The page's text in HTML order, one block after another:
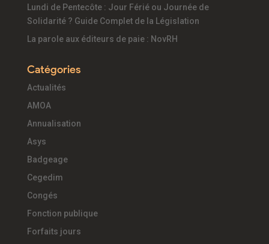
Lundi de Pentecôte : Jour Férié ou Journée de
Solidarité ? Guide Complet de la Législation
La parole aux éditeurs de paie : NovRH
Catégories
Actualités
AMOA
Annualisation
Asys
Badgeage
Cegedim
Congés
Fonction publique
Forfaits jours